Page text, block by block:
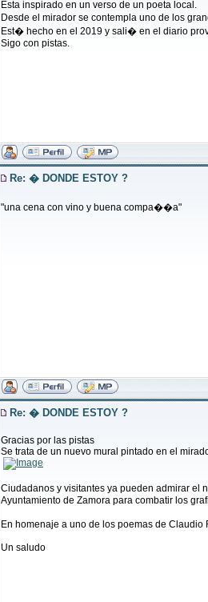
Esta inspirado en un verso de un poeta local.
Desde el mirador se contempla uno de los
Est� hecho en el 2019 y sali� en el diario
Sigo con pistas.
Re: � DONDE ESTOY ?
"una cena con vino y buena compa��a"
Re: � DONDE ESTOY ?
Gracias por las pistas
Se trata de un nuevo mural pintado en el
Ciudadanos y visitantes ya pueden admirar el
Ayuntamiento de Zamora para combatir los
En homenaje a uno de los poemas de
Un saludo